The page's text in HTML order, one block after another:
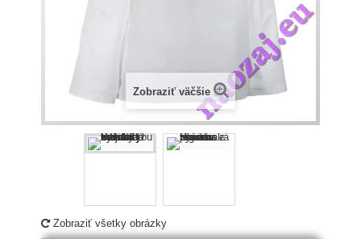
Zobraziť väčšie
Zobraziť všetky obrázky